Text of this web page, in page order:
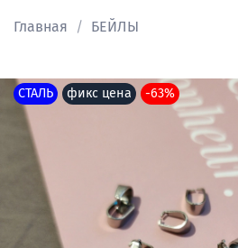
Главная БЕЙЛЫ
СТАЛЬ фикс цена -63%